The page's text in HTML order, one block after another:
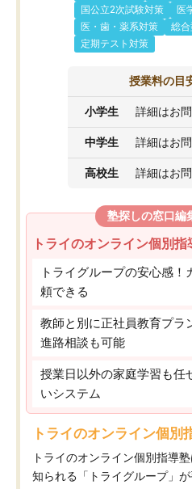
国公立2次試験対策
医
医・歯・薬系対策
総
定期テスト対策
授業料の目
小学生 詳細はお
中学生 詳細はお
高校生 詳細はお
塾探しの窓口編
トライのオンライン個別
トライグループの安心感
頼できる
教師と別に正社員教育プラ
進路相談も可能
授業日以外の家庭学習も任
いシステム
トライのオンライン個別
トライのオンライン個別指導
知られる「トライグループ」